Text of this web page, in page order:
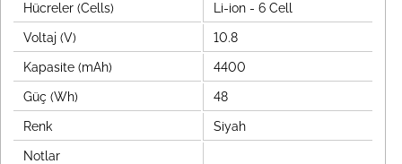
Hücreler (Cells) Li-ion - 6 Cell
Voltaj (V) 10.8
Kapasite (mAh) 4400
Güç (Wh) 48
Renk Siyah
Notlar